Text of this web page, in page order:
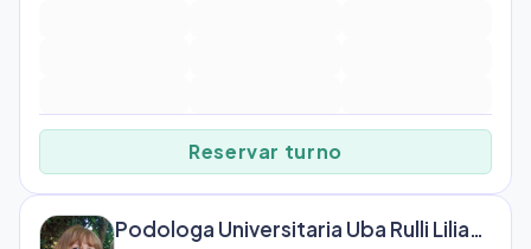
Reservar turno
Podologa Universitaria Uba Rulli Liliana